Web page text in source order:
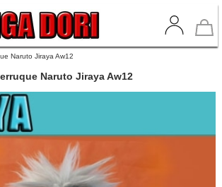
Naruto Jiraya Aw12
Naruto Jiraya Aw12